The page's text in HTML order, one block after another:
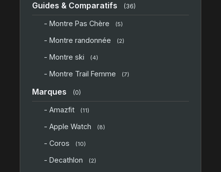
Guides & Comparatifs (36)
- Montre Pas Chère (5)
- Montre randonnée (2)
- Montre ski (4)
- Montre Trail Femme (7)
Marques (0)
- Amazfit (11)
- Apple Watch (8)
- Coros (10)
- Decathlon (2)